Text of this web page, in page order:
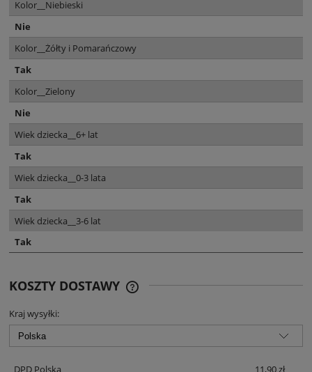
Kolor__Niebieski
Nie
Kolor__Żółty i Pomarańczowy
Tak
Kolor__Zielony
Nie
Wiek dziecka__6+ lat
Tak
Wiek dziecka__0-3 lata
Tak
Wiek dziecka__3-6 lat
Tak
KOSZTY DOSTAWY
Kraj wysyłki:
DPD Polska 11,90 zł